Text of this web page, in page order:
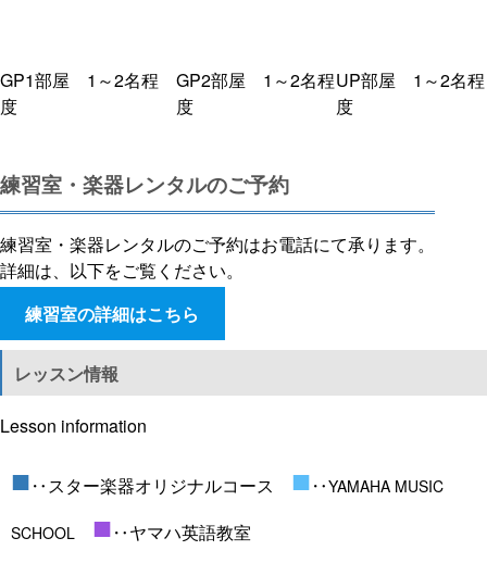
GP1部屋 1～2名程
度
GP2部屋 1～2名程
度
UP部屋 1～2名程
度
練習室・楽器レンタルのご予約
練習室・楽器レンタルのご予約はお電話にて承ります。
詳細は、以下をご覧ください。
練習室の詳細はこちら
レッスン情報
Lesson information
■‥スター楽器オリジナルコース ■‥YAMAHA MUSIC
SCHOOL ■‥ヤマハ英語教室